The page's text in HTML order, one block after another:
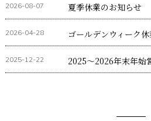
2026-08-07 夏季休業のお知らせ
2026-04-28 ゴールデンウィーク
2025-12-22 2025～2026年末年始